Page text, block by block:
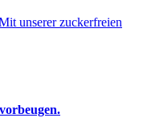
unserer zuckerfreien